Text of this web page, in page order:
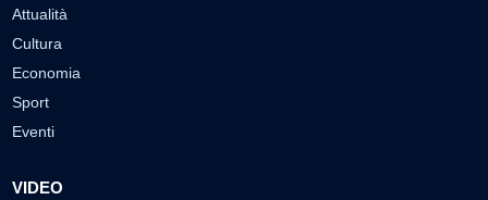
Attualità
Cultura
Economia
Sport
Eventi
VIDEO